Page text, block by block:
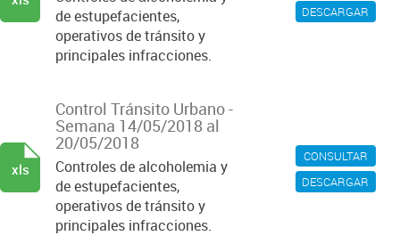
DESCARGAR
de estupefacientes,
operativos de tránsito y
principales infracciones.
CONSULTAR
DESCARGAR
Control Tránsito Urbano -
Semana 14/05/2018 al
20/05/2018
Controles de alcoholemia y
de estupefacientes,
operativos de tránsito y
principales infracciones.
xls